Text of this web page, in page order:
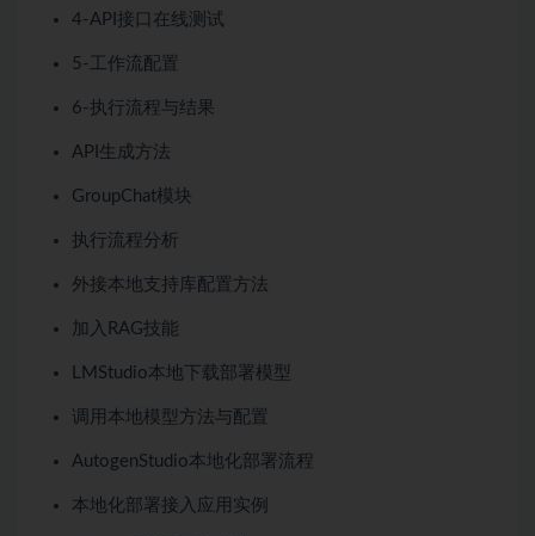
4-API接口在线测试
5-工作流配置
6-执行流程与结果
API生成方法
GroupChat模块
执行流程分析
外接本地支持库配置方法
加入RAG技能
LMStudio本地下载部署模型
调用本地模型方法与配置
AutogenStudio本地化部署流程
本地化部署接入应用实例